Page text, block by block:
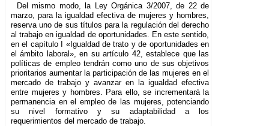
Del mismo modo, la Ley Orgánica 3/2007, de 22 de
marzo, para la igualdad efectiva de mujeres y hombres,
reserva uno de sus títulos para la regulación del derecho
al trabajo en igualdad de oportunidades. En este sentido,
en el capítulo I «Igualdad de trato y de oportunidades en
el ámbito laboral», en su artículo 42, establece que las
políticas de empleo tendrán como uno de sus objetivos
prioritarios aumentar la participación de las mujeres en el
mercado de trabajo y avanzar en la igualdad efectiva
entre mujeres y hombres. Para ello, se incrementará la
permanencia en el empleo de las mujeres, potenciando
su nivel formativo y su adaptabilidad a los
requerimientos del mercado de trabajo.